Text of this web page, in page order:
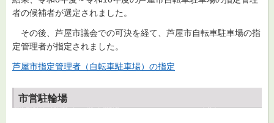
者の候補者が選定されました。
その後、芦屋市議会での可決を経て、芦屋市自転車駐車場の指
定管理者が指定されました。
芦屋市指定管理者（自転車駐車場）の指定
市営駐輪場